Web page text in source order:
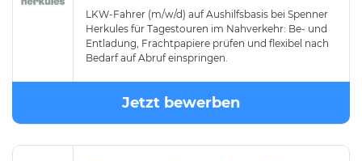
LKW-Fahrer (m/w/d) auf Aushilfsbasis bei Spenner
Herkules für Tagestouren im Nahverkehr: Be- und
Entladung, Frachtpapiere prüfen und flexibel nach
Bedarf auf Abruf einspringen.
Jetzt bewerben